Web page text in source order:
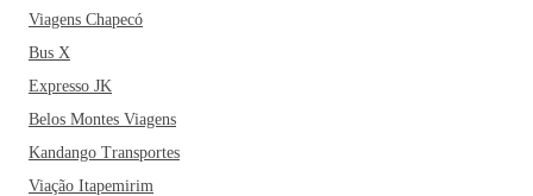
Viagens Chapecó
Bus X
Expresso JK
Belos Montes Viagens
Kandango Transportes
Viação Itapemirim